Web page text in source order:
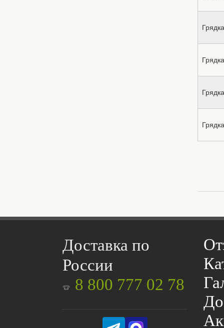
Доставка по
России
8 800 777 02 78